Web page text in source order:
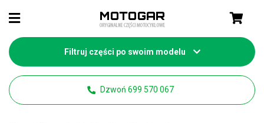
Filtruj części po swoim modelu
Dzwoń 699 570 067